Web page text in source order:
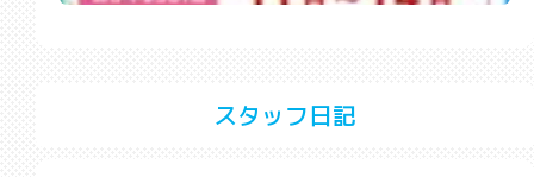
スタッフ日記